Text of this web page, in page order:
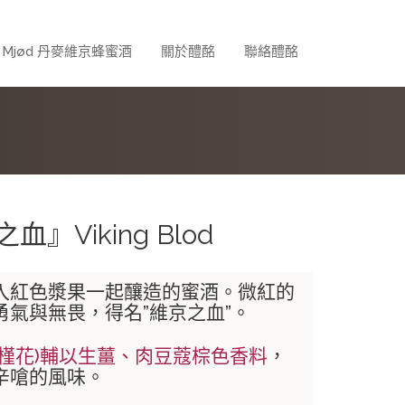
丹麥維京蜂蜜酒 關於醴酩 聯絡醴酩
血』Viking Blod
紅色漿果一起釀造的蜜酒。微紅的
與無畏，得名”維京之血”。
花)輔以生薑、肉豆蔻棕色香料 ，
的風味。